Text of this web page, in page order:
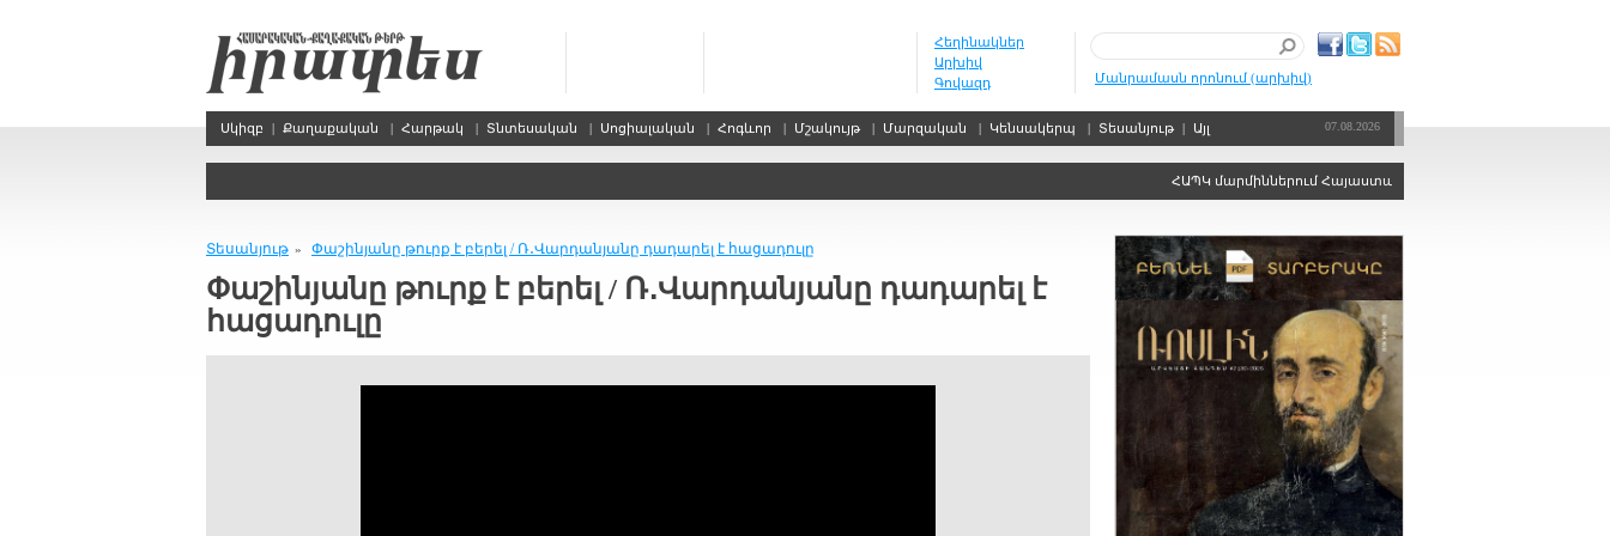
Հեղինակներ
Արխիվ
Գովազդ
Մանրամասն որոնում (արխիվ)
Սկիզբ | Քաղաքական | Հարթակ | Տնտեսական | Սոցիալական | Հոգևոր | Մշակույթ | Մարզական | Կենսակերպ | Տեսանյութ | Այլ 07.08.2026
ՀԱՊԿ մարմիններում Հայաստանին ձայնի իրավունքից զրկելու
Տեսանյութ » Փաշինյանը թուրք է բերել / Ռ․Վարդանյանը դադարել է հացադուլը
Փաշինյանը թուրք է բերել / Ռ․Վարդանյանը դադարել է
հացադուլը